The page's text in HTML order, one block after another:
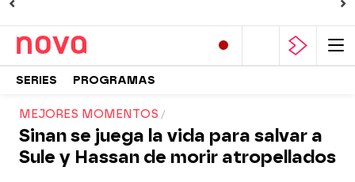
SERIES PROGRAMAS
MEJORES MOMENTOS
Sinan se juega la vida para salvar a
Sule y Hassan de morir atropellados